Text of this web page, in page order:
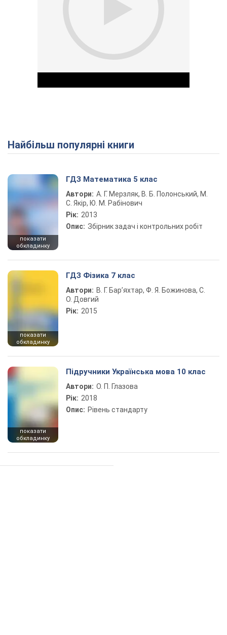
Play Video
Найбільш популярні книги
показати
обкладинку
ГДЗ Математика 5 клас
Автори: А. Г. Мерзляк, В. Б. Полонський, М.
С. Якір, Ю. М. Рабінович
Рік: 2013
Опис: Збірник задач і контрольних робіт
показати
обкладинку
ГДЗ Фізика 7 клас
Автори: В. Г. Бар’яхтар, Ф. Я. Божинова, С.
О. Довгий
Рік: 2015
показати
обкладинку
Підручники Українська мова 10 клас
Автори: О. П. Глазова
Рік: 2018
Опис: Рівень стандарту